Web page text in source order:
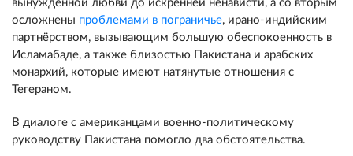
вынужденной любви до искренней ненависти, а со вторым
осложнены проблемами в пограничье, ирано-индийским
партнёрством, вызывающим большую обеспокоенность в
Исламабаде, а также близостью Пакистана и арабских
монархий, которые имеют натянутые отношения с
Тегераном.
В диалоге с американцами военно-политическому
руководству Пакистана помогло два обстоятельства.